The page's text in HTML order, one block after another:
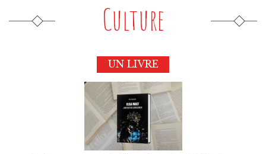
Culture
UN LIVRE